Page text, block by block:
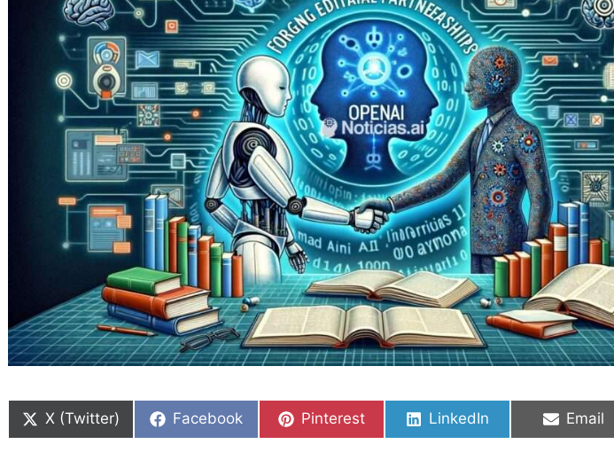
en
X (Twitter)
en
Facebook
en
Pinterest
en
LinkedIn
en
Email
en
en
en
en
en